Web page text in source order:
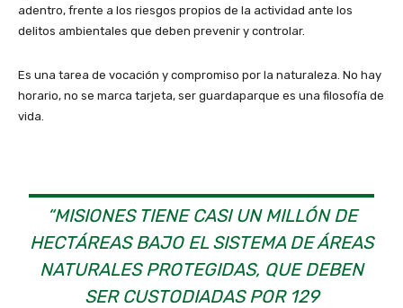
adentro, frente a los riesgos propios de la actividad ante los
delitos ambientales que deben prevenir y controlar.
Es una tarea de vocación y compromiso por la naturaleza. No hay
horario, no se marca tarjeta, ser guardaparque es una filosofía de
vida.
“MISIONES TIENE CASI UN MILLÓN DE
HECTÁREAS BAJO EL SISTEMA DE ÁREAS
NATURALES PROTEGIDAS, QUE DEBEN
SER CUSTODIADAS POR 129